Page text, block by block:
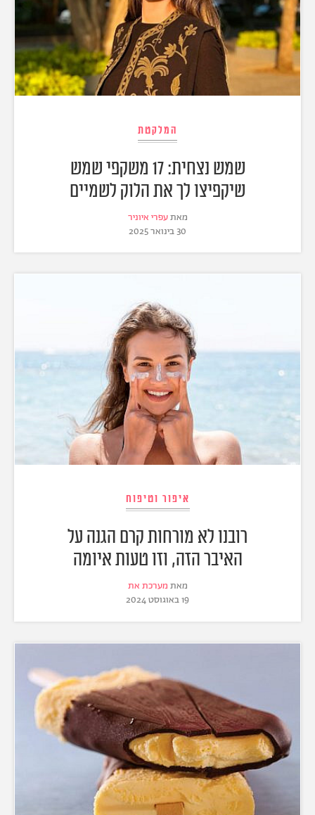
המלקטת
שמש נצחית: 17 משקפי שמש
שיקפיצו לך את הלוק לשמיים
מאתעפרי איוניר
30 בינואר 2025
איפור וטיפוח
רובנו לא מורחות קרם הגנה על
האיבר הזה, וזו טעות איומה
מאת מערכת את
19 באוגוסט 2024